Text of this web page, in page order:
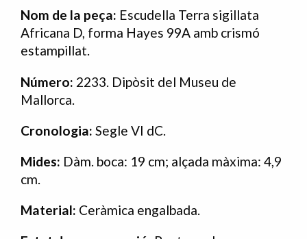
Nom de la peça: Escudella Terra sigillata
Africana D, forma Hayes 99A amb crismó
estampillat.
Número: 2233. Dipòsit del Museu de
Mallorca.
Cronologia: Segle VI dC.
Mides: Dàm. boca: 19 cm; alçada màxima: 4,9
cm.
Material: Ceràmica engalbada.